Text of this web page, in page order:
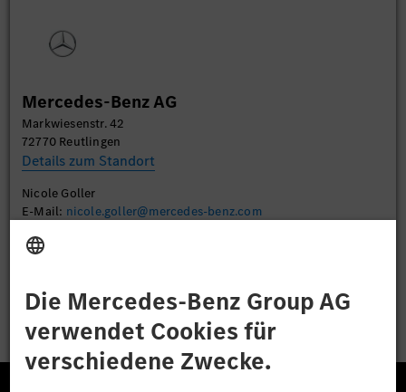
Mercedes-Benz AG
Markwiesenstr. 42
72770 Reutlingen
Details zum Standort
Nicole Goller
E-Mail: nicole.goller@mercedes-benz.com
Bewerben